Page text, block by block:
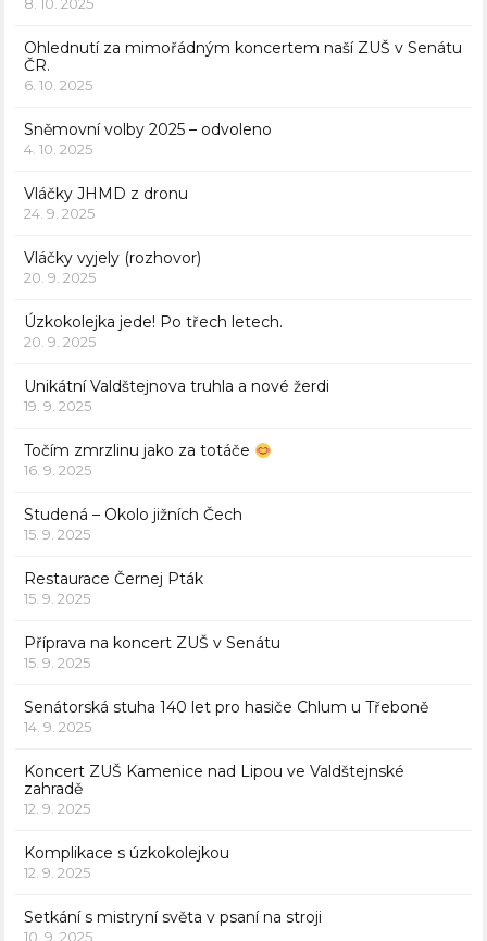
8. 10. 2025
Ohlednutí za mimořádným koncertem naší ZUŠ v Senátu
ČR.
6. 10. 2025
Sněmovní volby 2025 – odvoleno
4. 10. 2025
Vláčky JHMD z dronu
24. 9. 2025
Vláčky vyjely (rozhovor)
20. 9. 2025
Úzkokolejka jede! Po třech letech.
20. 9. 2025
Unikátní Valdštejnova truhla a nové žerdi
19. 9. 2025
Točím zmrzlinu jako za totáče
16. 9. 2025
Studená – Okolo jižních Čech
15. 9. 2025
Restaurace Černej Pták
15. 9. 2025
Příprava na koncert ZUŠ v Senátu
15. 9. 2025
Senátorská stuha 140 let pro hasiče Chlum u Třeboně
14. 9. 2025
Koncert ZUŠ Kamenice nad Lipou ve Valdštejnské
zahradě
12. 9. 2025
Komplikace s úzkokolejkou
12. 9. 2025
Setkání s mistryní světa v psaní na stroji
10. 9. 2025